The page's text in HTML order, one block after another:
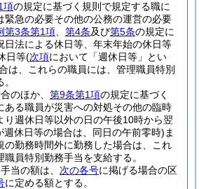
項の規定に基づく規則で規定する職に
緊急の必要その他の公務の運営の必要
第3条第1項 第4条及び第5条の規定に
日法による休日等、年末年始の休日等
日等(次項において「週休日等」とい
は、これらの職員には、管理職員特別
のほか、 第9条第1項の規定に基づく
ある職員が災害への対処その他の臨時
り週休日等以外の日の午後10時から翌
週休日等の場合は、同日の午前零時) ま
の勤務時間外に勤務した場合は、これ
員特別勤務手当を支給する。
当の額は、 次の各号に掲げる場合の区
に定める額とする。